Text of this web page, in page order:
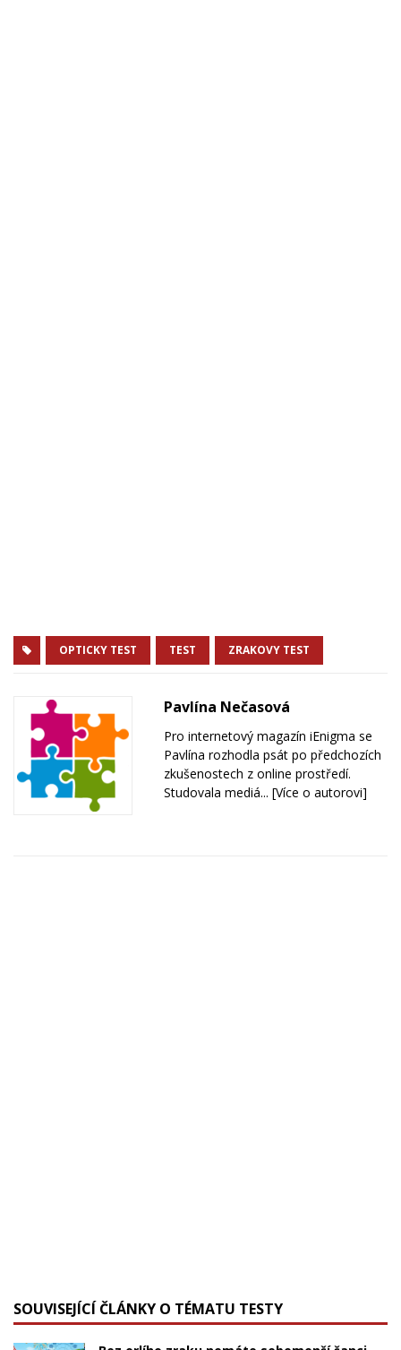
OPTICKY TEST TEST ZRAKOVY TEST
Pavlína Nečasová
Pro internetový magazín iEnigma se
Pavlína rozhodla psát po předchozích
zkušenostech z online prostředí.
Studovala mediá... [Více o autorovi]
SOUVISEJÍCÍ ČLÁNKY O TÉMATU TESTY